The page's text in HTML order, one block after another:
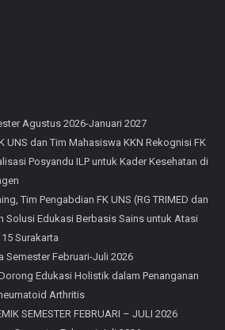
Agustus 2026-Januari 2027
UNS dan Tim Mahasiswa KKN Rekognisi FK
Posyandu ILP untuk Kader Kesehatan di
Tim Pengabdian FK UNS (RG TRIMED dan
Solusi Edukasi Berbasis Sains untuk Atasi
Surakarta
Semester Februari-Juli 2026
Edukasi Holistik dalam Penanganan
Arthritis
SEMESTER FEBRUARI – JULI 2026